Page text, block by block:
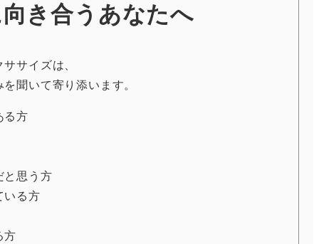
き合うあなたへ
サイズは、
聞いて寄り添います。
る方
と思う方
いる方
方